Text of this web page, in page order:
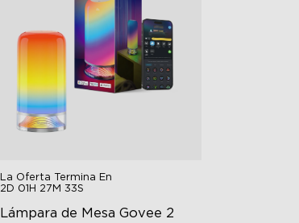
La Oferta Termina En
2D 01H 27M 32S
Lámpara de Mesa Govee 2